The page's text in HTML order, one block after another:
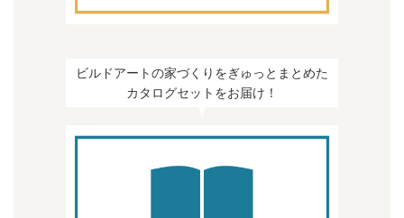
ビルドアートの家づくりをぎゅっとまとめた
カタログセットをお届け！